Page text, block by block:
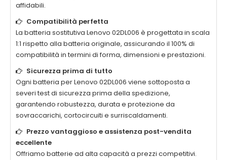
affidabili.
Compatibilità perfetta
La batteria sostitutiva Lenovo 02DL006 è progettata in scala
1:1 rispetto alla batteria originale, assicurando il 100% di
compatibilità in termini di forma, dimensioni e prestazioni.
Sicurezza prima di tutto
Ogni batteria per Lenovo 02DL006 viene sottoposta a
severi test di sicurezza prima della spedizione,
garantendo robustezza, durata e protezione da
sovraccarichi, cortocircuiti e surriscaldamenti.
Prezzo vantaggioso e assistenza post-vendita
eccellente
Offriamo batterie ad alta capacità a prezzi competitivi.